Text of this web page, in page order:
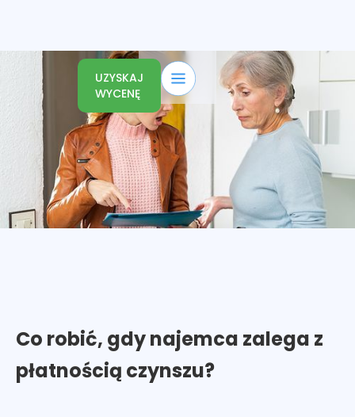
UZYSKAJ
WYCENĘ
Co robić, gdy najemca zalega z
płatnością czynszu?